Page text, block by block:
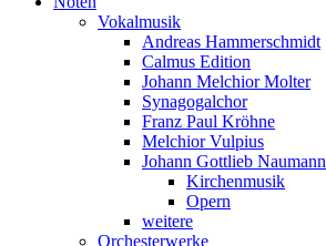
Vokalmusik
Andreas Hammerschmidt
Calmus Edition
Johann Melchior Molter
Synagogalchor
Franz Paul Kröhne
Melchior Vulpius
Johann Gottlieb Naumann
Kirchenmusik
Opern
weitere
Orchesterwerke